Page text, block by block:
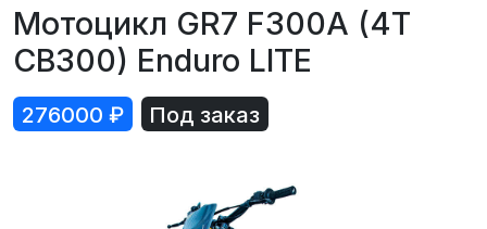
Мотоциклы и мопеды
Внедорожники ATV UTV
Снегоходы, Буксировщики
Мотоцикл GR7 F300A (4T
CB300) Enduro LITE
276000 ₽ Под заказ